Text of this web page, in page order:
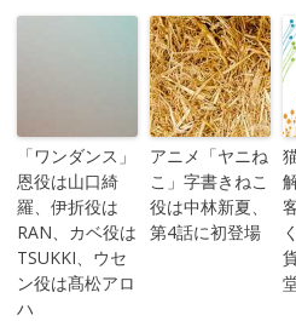
「ワンダンス」
恩役は山口綺
羅、伊折役は
RAN、カベ役は
TSUKKI、ウセ
ン役は髙松アロ
ハ
アニメ「ヤニね
こ」字書きねこ
役は中林新夏、
第4話に初登場